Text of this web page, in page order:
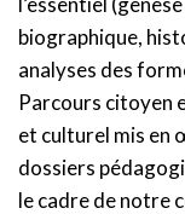
biographique,
analyses des
Parcours citoyen
et culturel mis en
dossiers
le cadre de notre